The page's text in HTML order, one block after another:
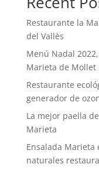
Restaurante la
del Vallès
Menú Nadal
Marieta de Mollet
Restaurante
generador de
La mejor paella
Marieta
Ensalada
naturales